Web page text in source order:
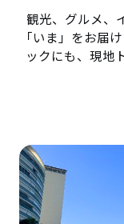
観光、グルメ、
「いま」をお届
ックにも、現地